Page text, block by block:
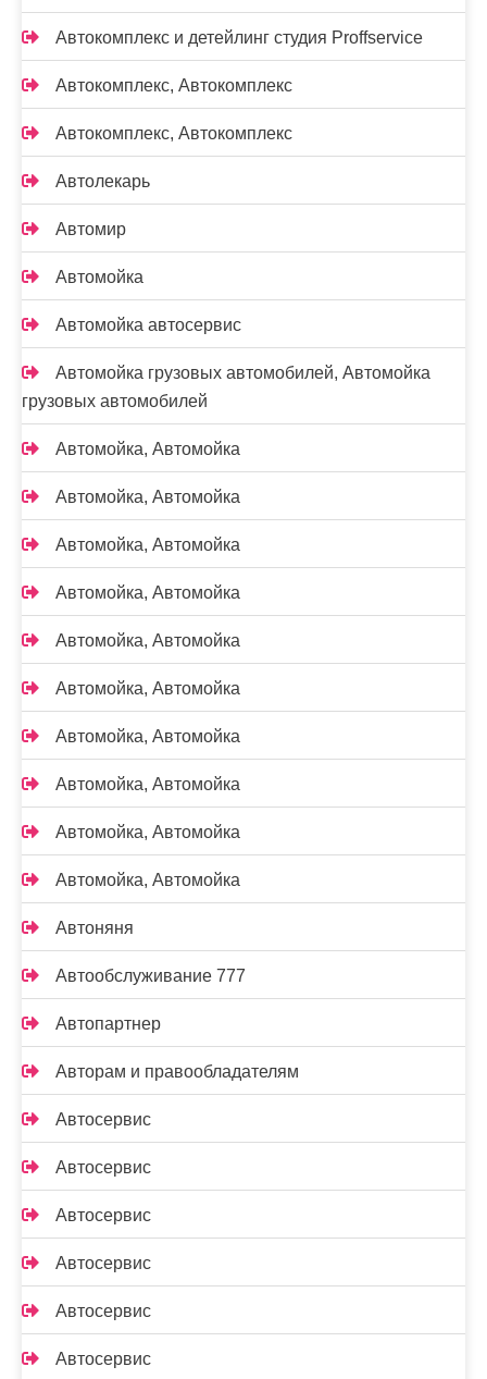
Автокомплекс и детейлинг студия Proffservice
Автокомплекс, Автокомплекс
Автокомплекс, Автокомплекс
Автолекарь
Автомир
Автомойка
Автомойка автосервис
Автомойка грузовых автомобилей, Автомойка
грузовых автомобилей
Автомойка, Автомойка
Автомойка, Автомойка
Автомойка, Автомойка
Автомойка, Автомойка
Автомойка, Автомойка
Автомойка, Автомойка
Автомойка, Автомойка
Автомойка, Автомойка
Автомойка, Автомойка
Автомойка, Автомойка
Автоняня
Автообслуживание 777
Автопартнер
Авторам и правообладателям
Автосервис
Автосервис
Автосервис
Автосервис
Автосервис
Автосервис